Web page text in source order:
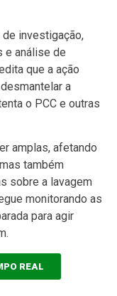
investigação,
e análise de
que a ação
a
o PCC e outras
amplas, afetando
também
sobre a lavagem
monitorando as
para agir
REAL